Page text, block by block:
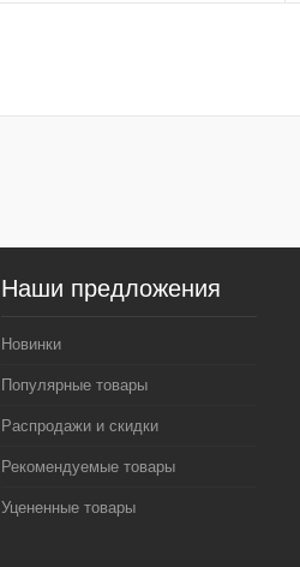
Наши предложения
Новинки
Популярные товары
Распродажи и скидки
Рекомендуемые товары
Уцененные товары